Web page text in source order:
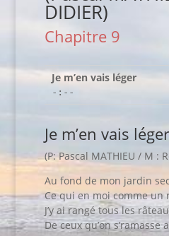
DIDIER)
Chapitre 9
Je m’en vais léger
-:--
Je m’en vais léger
(P: Pascal MATHIEU / M :
Au fond de mon jardin
Ce qui en moi comme un
J’y ai rangé tous les
De ceux qu’on s’ramasse